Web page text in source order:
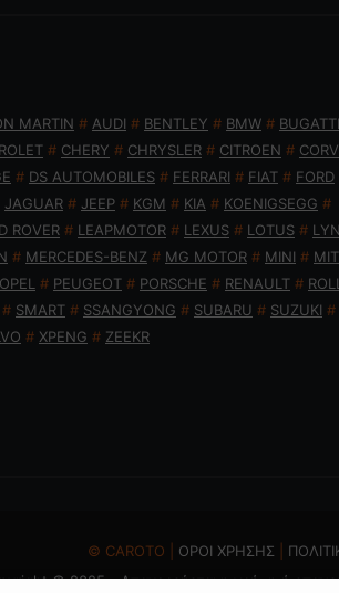
MARTIN # AUDI # BENTLEY # BMW # BUGATTI
# CHERY # CHRYSLER # CITROEN #
# DS AUTOMOBILES # FERRARI # FIAT # FORD
JAGUAR # JEEP # KGM # KIA # KOENIGSEGG #
ROVER # LEAPMOTOR # LEXUS # LOTUS #
# MERCEDES-BENZ # MG MOTOR # MINI #
OPEL # PEUGEOT # PORSCHE # RENAULT #
# SMART # SSANGYONG # SUBARU # SUZUKI #
# XPENG # ZEEKR
© CAROTO | ΟΡΟΙ ΧΡΗΣΗΣ
© 2025 - Απαγορεύεται η χρήση ή